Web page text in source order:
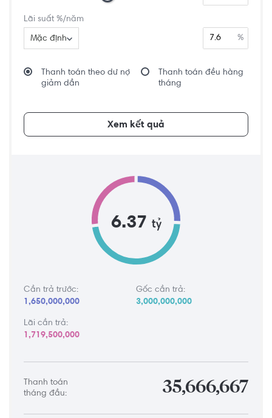
Lãi suất %/năm
Mặc định %
Thanh toán theo dư nợ
giảm dần
Thanh toán đều hàng
tháng
Xem kết quả
6.37 tỷ
Cần trả trước:
1,650,000,000
Gốc cần trả:
3,000,000,000
Lãi cần trả:
1,719,500,000
Thanh toán
tháng đầu:
35,666,667